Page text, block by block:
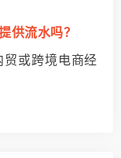
供流水吗？
或跨境电商经